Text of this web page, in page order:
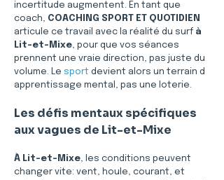
incertitude augmentent. En tant que
coach, COACHING SPORT ET QUOTIDIEN
articule ce travail avec la réalité du surf à
Lit-et-Mixe, pour que vos séances
prennent une vraie direction, pas juste du
volume. Le sport devient alors un terrain d
apprentissage mental, pas une loterie.
Les défis mentaux spécifiques
aux vagues de Lit-et-Mixe
À Lit-et-Mixe, les conditions peuvent
changer vite: vent, houle, courant, et